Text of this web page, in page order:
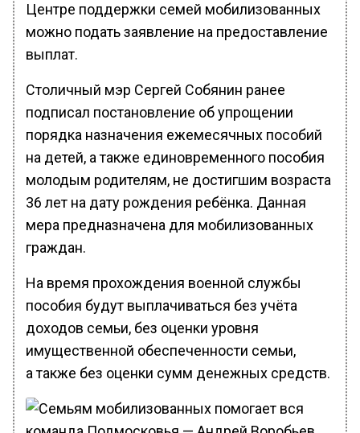
Центре поддержки семей мобилизованных
можно подать заявление на предоставление
выплат.
Столичный мэр Сергей Собянин ранее
подписал постановление об упрощении
порядка назначения ежемесячных пособий
на детей, а также единовременного пособия
молодым родителям, не достигшим возраста
36 лет на дату рождения ребёнка. Данная
мера предназначена для мобилизованных
граждан.
На время прохождения военной службы
пособия будут выплачиваться без учёта
доходов семьи, без оценки уровня
имущественной обеспеченности семьи,
а также без оценки сумм денежных средств.